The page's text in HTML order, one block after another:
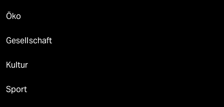
Öko
Gesellschaft
Kultur
Sport